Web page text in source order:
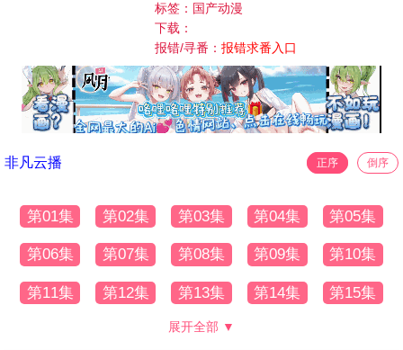
标签：国产动漫
下载：
报错/寻番：报错求番入口
非凡云播 正序 倒序
第01集 第02集 第03集 第04集 第05集
第06集 第07集 第08集 第09集 第10集
第11集 第12集 第13集 第14集 第15集
展开全部 ▼